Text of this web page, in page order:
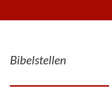
Bibelstellen